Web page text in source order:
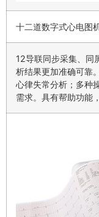
十二道数字式心电图
12导联同步采集、同
析结果更加准确可靠
心律失常分析；多种
需求。具有帮助功能